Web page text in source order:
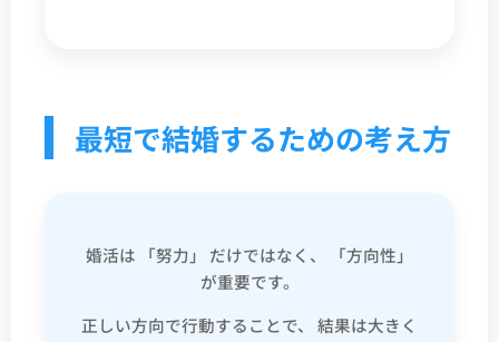
最短で結婚するための考え方
婚活は 「努力」 だけではなく、 「方向性」
が重要です。
正しい方向で行動することで、 結果は大きく